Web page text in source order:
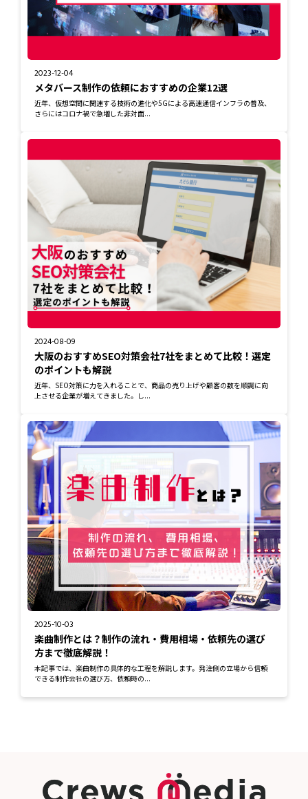
2023-12-04
メタバース制作の依頼におすすめの企業12選
近年、仮想空間に関連する技術の進化や5Gによる高速通信インフラの普及、
さらにはコロナ禍で急増した非対面...
2024-08-09
大阪のおすすめSEO対策会社7社をまとめて比較！選定
のポイントも解説
近年、SEO対策に力を入れることで、商品の売り上げや顧客の数を順調に向
上させる企業が増えてきました。し...
2025-10-03
楽曲制作とは？制作の流れ・費用相場・依頼先の選び
方まで徹底解説！
本記事では、楽曲制作の具体的な工程を解説します。発注側の立場から信頼
できる制作会社の選び方、依頼時の...